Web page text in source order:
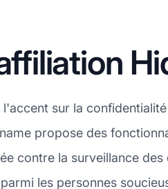
sur la
propose des
contre la surveillance
les personnes